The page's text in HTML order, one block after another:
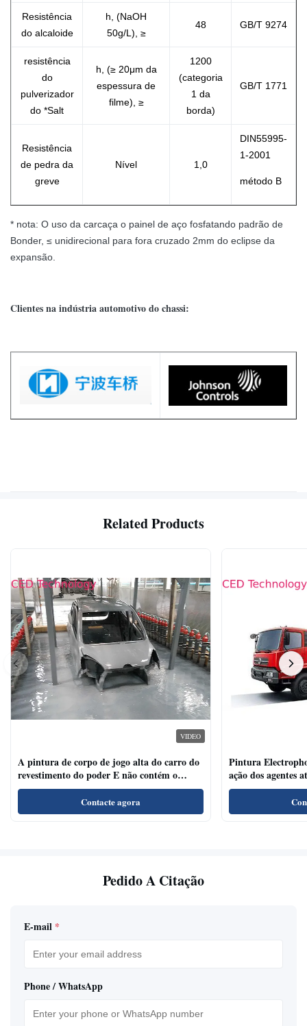
Resistência
do alcaloide
h, (NaOH
50g/L), ≥
48 GB/T 9274
resistência
do
pulverizador
do *Salt
h, (≥ 20μm da
espessura de
filme), ≥
1200
(categoria
1 da
borda)
GB/T 1771
Resistência
de pedra da
greve
Nível 1,0
DIN55995-
1-2001
método B
* nota: O uso da carcaça o painel de aço fosfatando padrão de
Bonder, ≤ unidirecional para fora cruzado 2mm do eclipse da
expansão.
Clientes na indústria automotivo do chassi:
Related Products
VIDEO
A pintura de corpo de jogo alta do carro do
revestimento do poder E não contém o
metal pesado
Contacte agora
Pintura
ação dos agentes
para veículos
Pedido A Citação
E-mail *
Phone / WhatsApp